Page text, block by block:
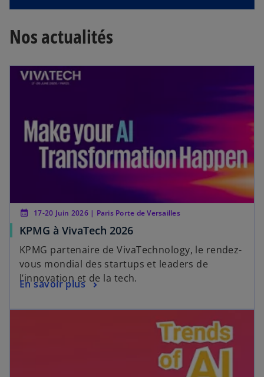
Nos actualités
calendar_month 17-20 Juin 2026 | Paris Porte de Versailles
KPMG à VivaTech 2026
KPMG partenaire de VivaTechnology, le rendez-
vous mondial des startups et leaders de
l’innovation et de la tech.
En savoir plus